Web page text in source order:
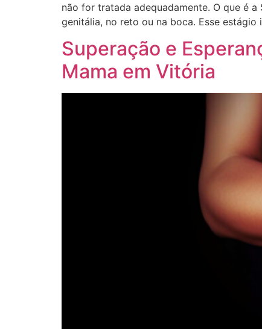
não for tratada adequadamente. O que é
genitália, no reto ou na boca. Esse
Superação e
Mama em Vitória